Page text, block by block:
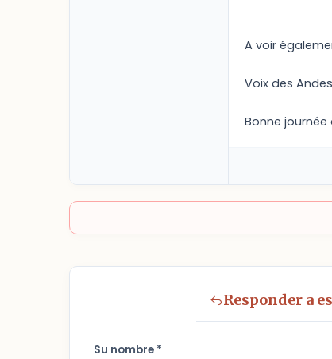
A voir
Voix des Andes
Bonne journée
Responder a
Su nombre *